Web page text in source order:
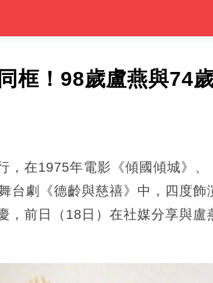
框！98歲盧燕與74
，在1975年電影《傾國傾城》
台劇《德齡與慈禧》中，四度
，前日（18日）在社媒分享與